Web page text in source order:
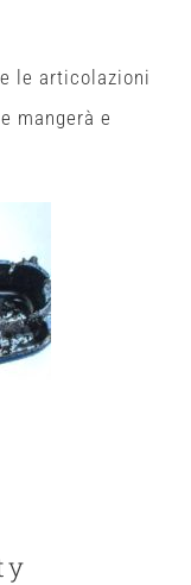
le articolazioni
mangerà e